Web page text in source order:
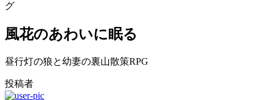
グ
風花のあわいに眠る
昼行灯の狼と幼妻の裏山散策RPG
投稿者